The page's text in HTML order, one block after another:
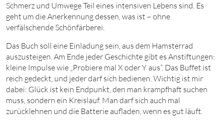
Schmerz und Umwege Teil eines intensiven Lebens sind. Es
geht um die Anerkennung dessen, was ist – ohne
verfälschende Schönfärberei.
Das Buch soll eine Einladung sein, aus dem Hamsterrad
auszusteigen. Am Ende jeder Geschichte gibt es Anstiftungen:
kleine Impulse wie „Probiere mal X oder Y aus“. Das Buffet ist
reich gedeckt, und jeder darf sich bedienen. Wichtig ist mir
dabei: Glück ist kein Endpunkt, den man krampfhaft suchen
muss, sondern ein Kreislauf. Man darf sich auch mal
zurücklehnen und die Batterie aufladen, wenn es gut läuft.